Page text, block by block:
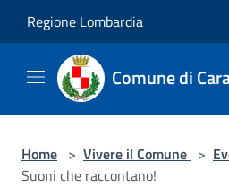
Regione Lombardia
Comune di
Home > Vivere il Comune >
Suoni che raccontano!